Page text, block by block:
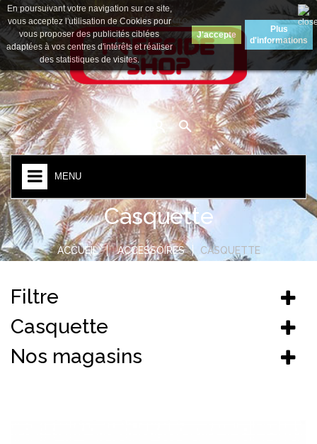
Devise : Euro
MENU
En poursuivant votre navigation sur ce site,
vous acceptez l'utilisation de Cookies pour
vous proposer des publicités ciblées
adaptées à vos centres d'intérêts et réaliser
des statistiques de visites.
J'accepte
Plus
d'informations
Casquette
ACCUEIL ACCESSOIRES CASQUETTE
Filtre
Casquette
Nos magasins